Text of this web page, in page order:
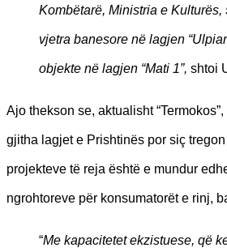
Kombëtarë, Ministria e Kulturës,
vjetra banesore në lagjen
objekte në lagjen “Mati 1”, shtoi
Ajo thekson se, aktualisht
gjitha lagjet e Prishtinës por siç
projekteve të reja është e mundur
ngrohtoreve për konsumatorët e rinj,
“Me kapacitetet ekzistuese, që